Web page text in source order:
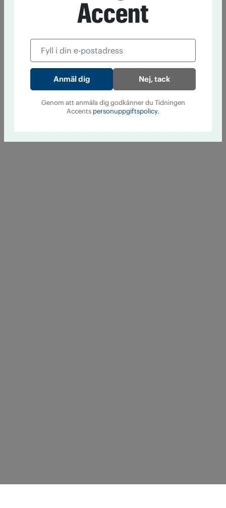
Accent
Nej, tack
Genom att anmäla dig godkänner du Tidningen
Accents personuppgiftspolicy.